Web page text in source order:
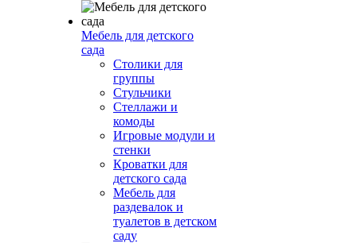
Мебель для детского
сада
Столики для
группы
Стульчики
Стеллажи и
комоды
Игровые модули и
стенки
Кроватки для
детского сада
Мебель для
раздевалок и
туалетов в детском
саду